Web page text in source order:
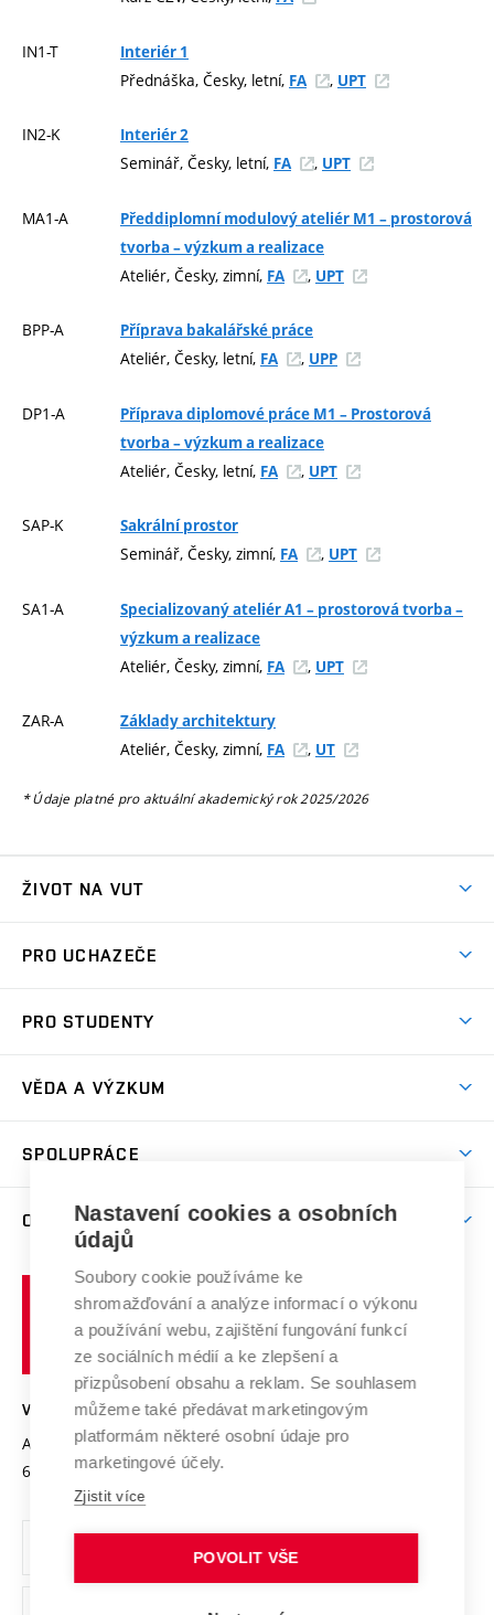
IN1-T Interiér 1
Přednáška, Česky, letní, FA , UPT
IN2-K Interiér 2
Seminář, Česky, letní, FA , UPT
MA1-A
Předdiplomní modulový ateliér M1 – prostorová
tvorba – výzkum a realizace
Ateliér, Česky, zimní, FA , UPT
BPP-A Příprava bakalářské práce
Ateliér, Česky, letní, FA , UPP
DP1-A
Příprava diplomové práce M1 – Prostorová
tvorba – výzkum a realizace
Ateliér, Česky, letní, FA , UPT
SAP-K Sakrální prostor
Seminář, Česky, zimní, FA , UPT
SA1-A
Specializovaný ateliér A1 – prostorová tvorba –
výzkum a realizace
Ateliér, Česky, zimní, FA , UPT
ZAR-A Základy architektury
Ateliér, Česky, zimní, FA , UT
* Údaje platné pro aktuální akademický rok 2025/2026
ŽIVOT NA VUT
Koleje
Sport na VUT
Brno
PRO UCHAZEČE
Dny otevřených dveří
Celoživotní vzdělávání
E-přihláška
PRO STUDENTY
Harmonogram akademického roku
Závěrečné práce
Doktorské studium
Zpracování osobních údajů studentů
Sociální bezpečí
Studium bez bariér
Podpora podnikání
VĚDA A VÝZKUM
Mezinárodní vědecká rada
Systém zajišťování kvality výzkumu
Výzkumné infrastruktury
Transfer znalostí
Open Science
Projekty
Projekty ze strukturálních fondů
Specifický výzkum
SPOLUPRÁCE
Firemní spolupráce
Zahraniční spolupráce
Spolupráce se školami
Služby univerzity
Mezinárodní dohody
Univerzitní sítě
O UNIVERZITĚ
Profil univerzity
Udržitelná univerzita
Podnikavá univerzita / ContriBUTe
Bezpečná univerzita
Vyznamenání
Organizační struktura
Ochrana osobních údajů
učení
technické
Brně
VYSOKÉ UČENÍ TECHNICKÉ V BRNĚ
Antonínská 548/1
602 00 Brno
www.vut.cz
vut@vutbr.cz
Nastavení cookies a osobních
údajů
Soubory cookie používáme ke
shromažďování a analýze informací o výkonu
a používání webu, zajištění fungování funkcí
ze sociálních médií a ke zlepšení a
přizpůsobení obsahu a reklam. Se souhlasem
můžeme také předávat marketingovým
platformám některé osobní údaje pro
marketingové účely.
Zjistit více
POVOLIT VŠE